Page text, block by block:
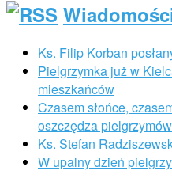
Ks. Filip Korban
Pielgrzymka już w
mieszkańców
Czasem słońce,
oszczędza
Ks. Stefan
W upalny dzień